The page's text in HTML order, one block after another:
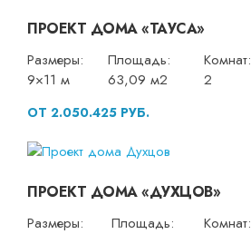
ПРОЕКТ ДОМА «ТАУСА»
Размеры:
9×11 м
Площадь:
63,09 м2
Комнат:
2
ОТ 2.050.425 РУБ.
ПРОЕКТ ДОМА «ДУХЦОВ»
Размеры:
Площадь:
Комнат: